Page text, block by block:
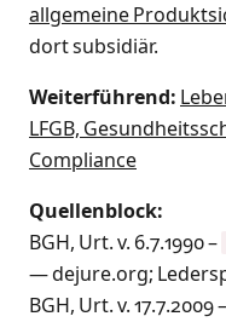
allgemeine
dort subsidiär.
Weiterführend:
LFGB,
Compliance
Quellenblock:
BGH, Urt. v. 6.7.1990 –
— dejure.org;
BGH, Urt. v. 17.7.2009 –